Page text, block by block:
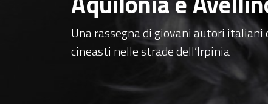
Una rassegna di giovani autori
cineasti nelle strade dell’Irpinia